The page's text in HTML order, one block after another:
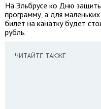
На Эльбрусе ко Дню
программу, а для
билет на канатку будет
рубль.
ЧИТАЙТЕ ТАКЖЕ